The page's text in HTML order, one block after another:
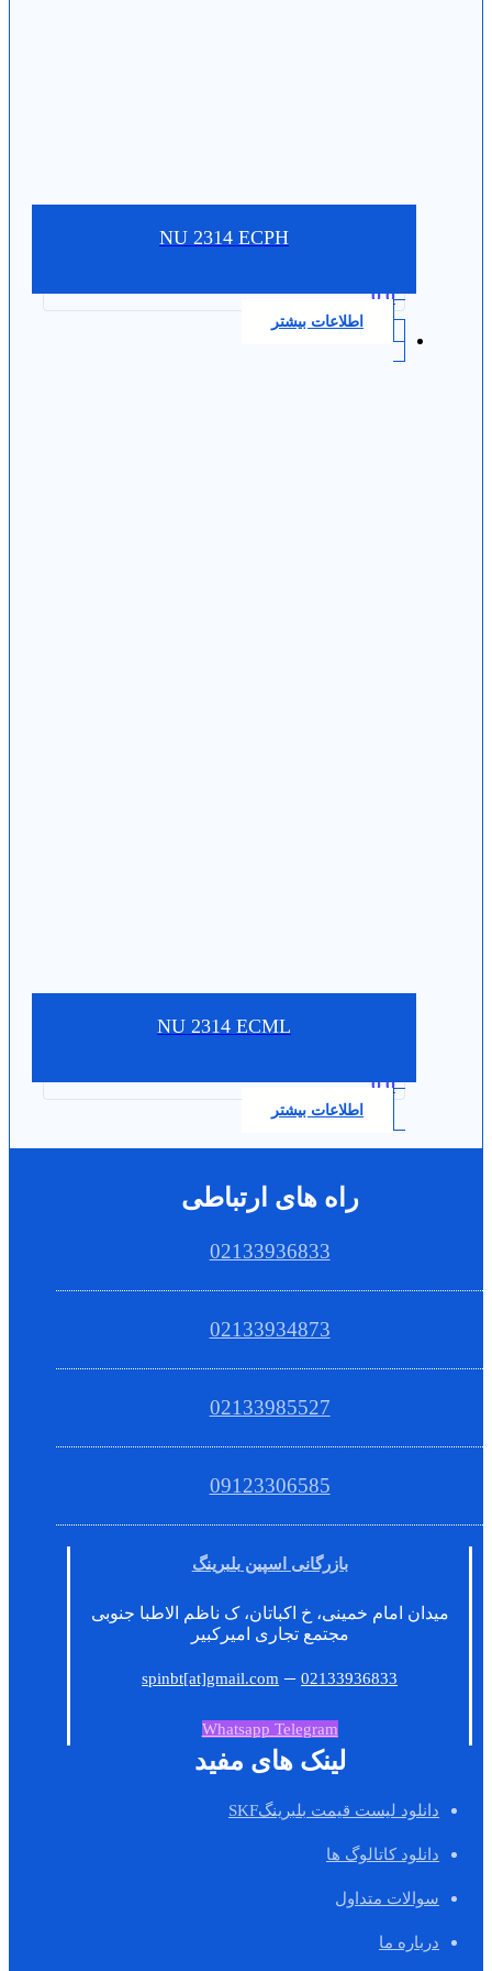
NU 2314 ECPH
0.0
اطلاعات بیشتر
NU 2314 ECML
0.0
اطلاعات بیشتر
راه های ارتباطی
02133936833
02133934873
02133985527
09123306585
بازرگانی اسپین بلبرینگ
میدان امام خمینی، خ اکباتان، ک ناظم الاطبا جنوبی
مجتمع تجاری امیرکبیر
spinbt[at]gmail.com –02133936833
Whatsapp Telegram
لینک های مفید
دانلود لیست قیمت بلبرینگSKF
دانلود کاتالوگ ها
سوالات متداول
درباره ما